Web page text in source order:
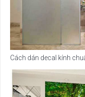
Cách dán decal kính